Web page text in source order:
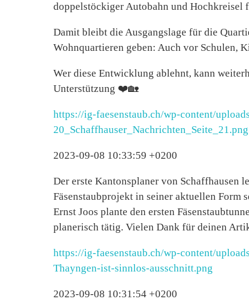
doppelstöckiger Autobahn und Hochkreisel
Damit bleibt die Ausgangslage für die
Wohnquartieren geben: Auch vor Schulen,
Wer diese Entwicklung ablehnt, kann
Unterstützung ❤️🏡
https://ig-faesenstaub.ch/wp-content/
20_Schaffhauser_Nachrichten_Seite_21.png
2023-09-08 10:33:59 +0200
Der erste Kantonsplaner von Schaffhausen
Fäsenstaubprojekt in seiner aktuellen Form
Ernst Joos plante den ersten
planerisch tätig. Vielen Dank für deinen
https://ig-faesenstaub.ch/wp-content/
Thayngen-ist-sinnlos-ausschnitt.png
2023-09-08 10:31:54 +0200